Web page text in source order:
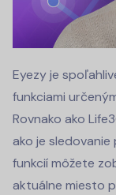
Eyezy je
funkciami
Rovnako ako
ako je
funkcií môžete
aktuálne miesto